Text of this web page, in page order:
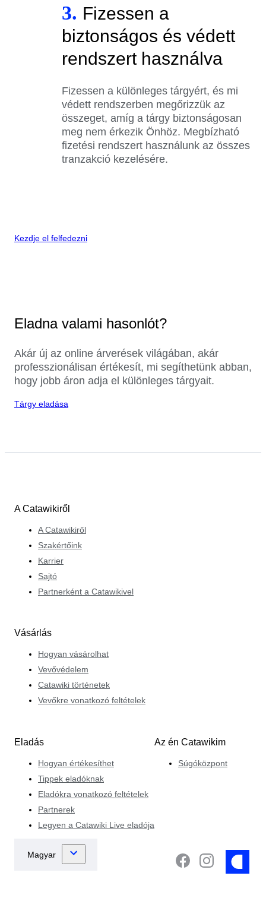
3. Fizessen a
biztonságos és védett
rendszert használva
Fizessen a különleges tárgyért, és mi
védett rendszerben megőrizzük az
összeget, amíg a tárgy biztonságosan
meg nem érkezik Önhöz. Megbízható
fizetési rendszert használunk az összes
tranzakció kezelésére.
Kezdje el felfedezni
Eladna valami hasonlót?
Akár új az online árverések világában, akár
professzionálisan értékesít, mi segíthetünk abban,
hogy jobb áron adja el különleges tárgyait.
Tárgy eladása
A Catawikiről
A Catawikiről
Szakértőink
Karrier
Sajtó
Partnerként a Catawikivel
Vásárlás
Hogyan vásárolhat
Vevővédelem
Catawiki történetek
Vevőkre vonatkozó feltételek
Eladás
Hogyan értékesíthet
Tippek eladóknak
Eladókra vonatkozó feltételek
Partnerek
Legyen a Catawiki Live eladója
Az én Catawikim
Súgóközpont